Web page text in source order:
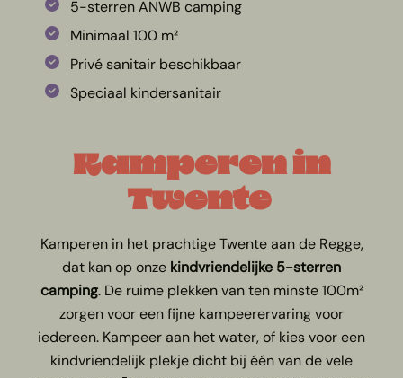
5-sterren ANWB camping
Minimaal 100 m²
Privé sanitair beschikbaar
Speciaal kindersanitair
Kamperen in
Twente
Kamperen in het prachtige Twente aan de Regge,
dat kan op onze kindvriendelijke 5-sterren
camping. De ruime plekken van ten minste 100m²
zorgen voor een fijne kampeerervaring voor
iedereen. Kampeer aan het water, of kies voor een
kindvriendelijk plekje dicht bij één van de vele